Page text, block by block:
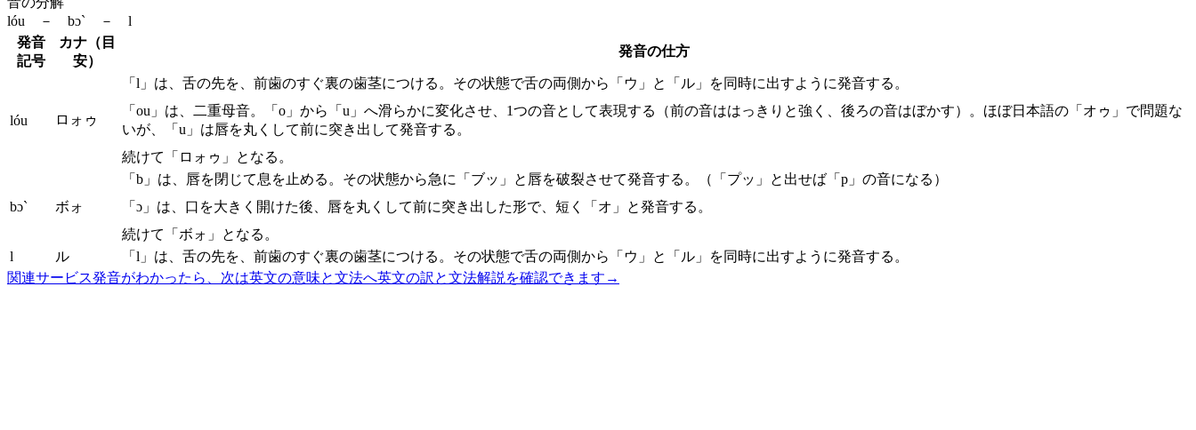
lóu － bɔ` － l
発音
記号
カナ（目
安）
発音の仕方
lóu ロォゥ
「l」は、舌の先を、前歯のすぐ裏の歯茎につける。その状態で舌の両側から「ウ」と「ル」を同時に出すように発音する。
「ou」は、二重母音。「o」から「u」へ滑らかに変化させ、1つの音として表現する（前の音ははっきりと強く、後ろの音はぼかす）。ほぼ日本語の「オゥ」で問題な
いが、「u」は唇を丸くして前に突き出して発音する。
続けて「ロォゥ」となる。
bɔ` ボォ
「b」は、唇を閉じて息を止める。その状態から急に「ブッ」と唇を破裂させて発音する。（「プッ」と出せば「p」の音になる）
「ɔ」は、口を大きく開けた後、唇を丸くして前に突き出した形で、短く「オ」と発音する。
続けて「ボォ」となる。
l
ル
「l」は、舌の先を、前歯のすぐ裏の歯茎につける。その状態で舌の両側から「ウ」と「ル」を同時に出すように発音する。
関連サービス発音がわかったら、次は英文の意味と文法へ英文の訳と文法解説を確認できます →